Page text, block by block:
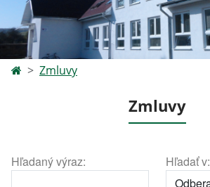
Zmluvy
Zmluvy
Hľadaný výraz: Hľadať v: